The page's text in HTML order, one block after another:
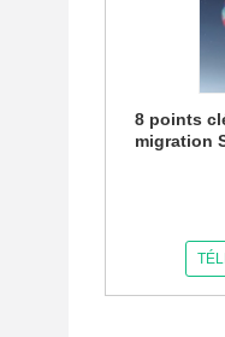
8 points
migration